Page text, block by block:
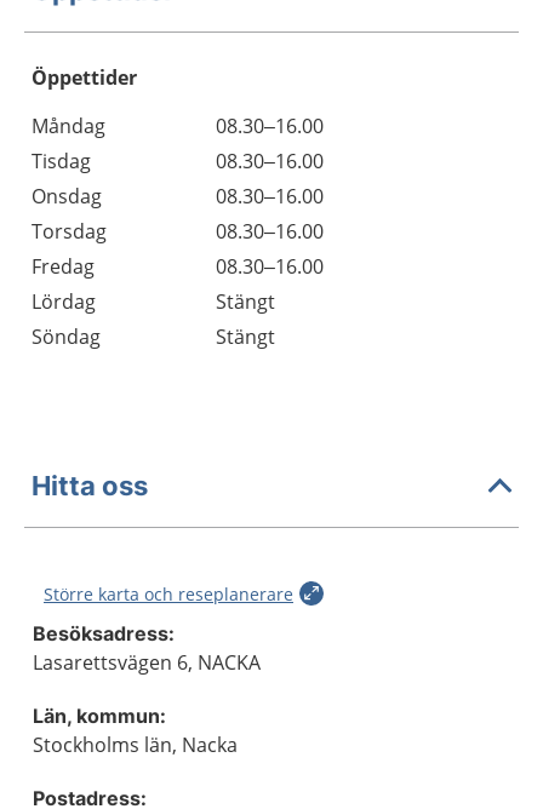
Öppettider
Dag
Öppettider
Kommentarer
Måndag
08.30–16.00
Tisdag
08.30–16.00
Onsdag
08.30–16.00
Torsdag
08.30–16.00
Fredag
08.30–16.00
Lördag
Stängt
Söndag
Stängt
Hitta oss
Större karta och reseplanerare
Besöksadress:
Lasarettsvägen 6, NACKA
Län, kommun:
Stockholms län, Nacka
Postadress: